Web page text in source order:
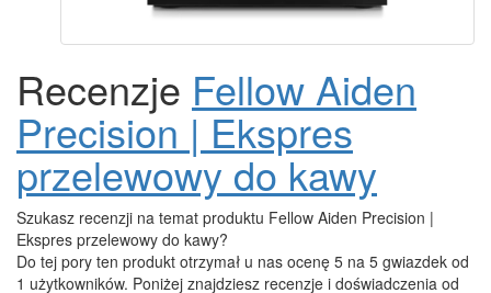
Recenzje Fellow Aiden
Precision | Ekspres
przelewowy do kawy
Szukasz recenzji na temat produktu Fellow Aiden Precision |
Ekspres przelewowy do kawy?
Do tej pory ten produkt otrzymał u nas ocenę 5 na 5 gwiazdek od
1 użytkowników. Poniżej znajdziesz recenzje i doświadczenia od